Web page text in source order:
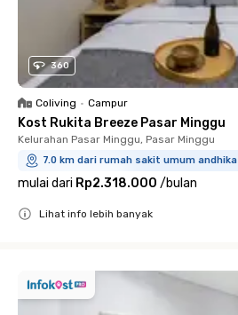
360
Coliving • Campur
Kost Rukita Breeze Pasar Minggu
Kelurahan Pasar Minggu, Pasar Minggu
7.0 km dari rumah sakit umum andhika
mulai dari Rp2.318.000 /bulan
Lihat info lebih banyak